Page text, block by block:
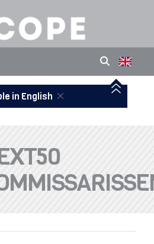
in English